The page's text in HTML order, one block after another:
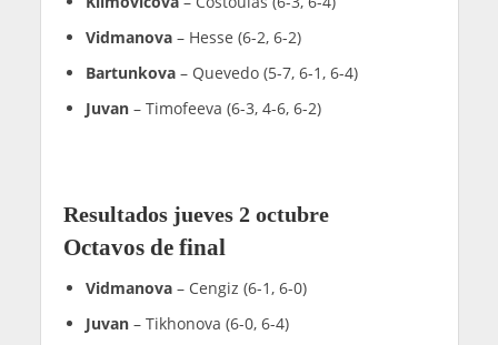
Vidmanova– Hesse (6-2, 6-2)
Bartunkova– Quevedo (5-7, 6-1, 6-4)
Juvan– Timofeeva (6-3, 4-6, 6-2)
Resultados jueves 2 octubre
Octavos de final
Vidmanova– Cengiz (6-1, 6-0)
Juvan– Tikhonova (6-0, 6-4)